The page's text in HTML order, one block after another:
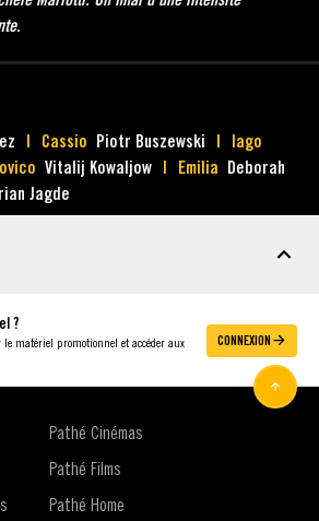
Cassio Piotr Buszewski
Iago
Vitalij Kowaljow Emilia Deborah
Jagde
?
matériel promotionnel et accéder aux
CONNEXION
Pathé Cinémas
Pathé Films
Pathé Home